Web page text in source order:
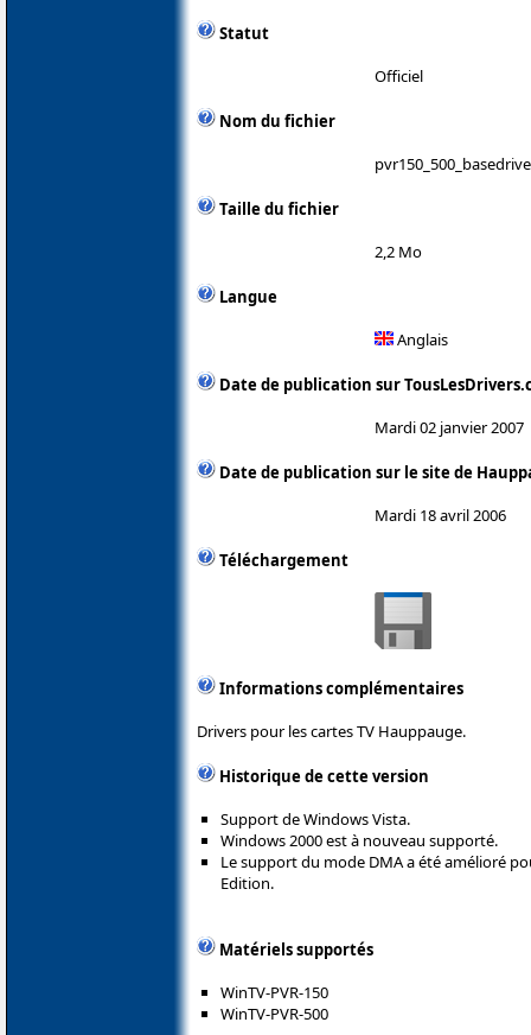
Statut
Officiel
Nom du fichier
Taille du fichier
2,2 Mo
Langue
Anglais
Date de publication sur
Mardi 02 janvier 2007
Date de publication sur le site de
Mardi 18 avril 2006
Téléchargement
Informations complémentaires
Drivers pour les cartes TV Hauppauge.
Historique de cette version
Support de Windows Vista.
Windows 2000 est à nouveau supporté.
Le support du mode DMA a été amélioré
Edition.
Matériels supportés
WinTV-PVR-150
WinTV-PVR-500